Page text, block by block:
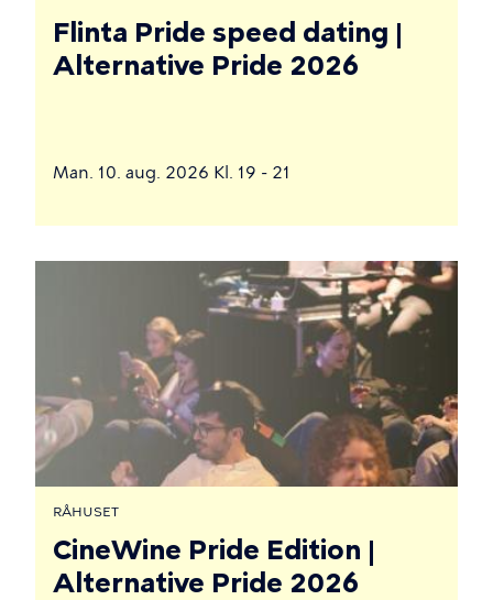
Flinta Pride speed dating |
Alternative Pride 2026
Man. 10. aug. 2026 Kl. 19 - 21
RÅHUSET
CineWine Pride Edition |
Alternative Pride 2026